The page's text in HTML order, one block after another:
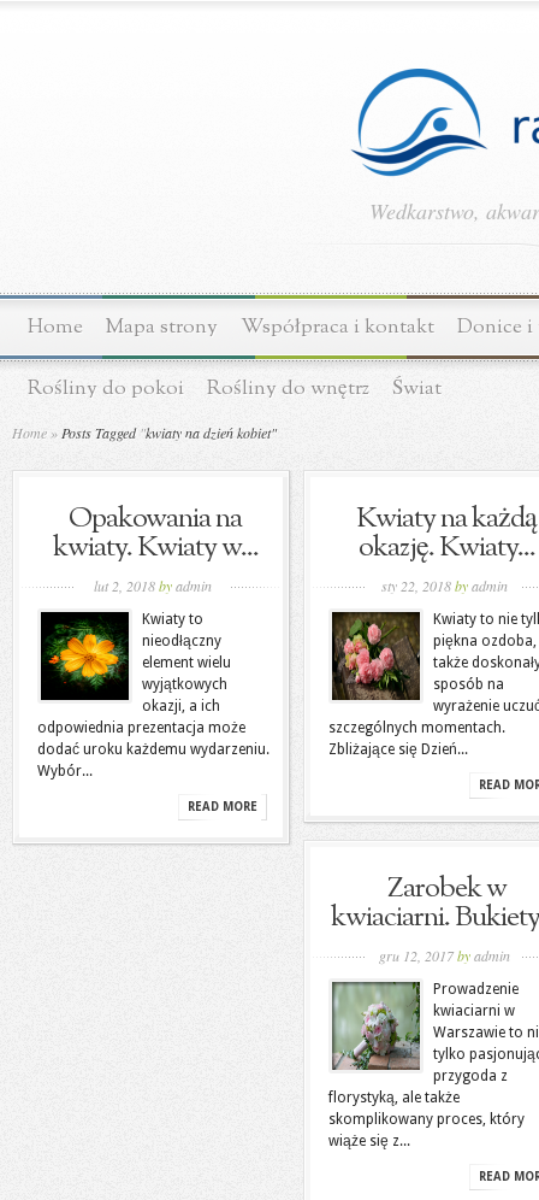
Wedkarstwo,
Home Mapa strony Współpraca i kontakt Donice i
Rośliny do pokoi Rośliny do wnętrz Świat
Home » Posts Tagged"kwiaty na dzień kobiet"
Opakowania na
kwiaty. Kwiaty w...
lut 2, 2018byadmin
Kwiaty to
nieodłączny
element wielu
wyjątkowych
okazji, a ich
odpowiednia prezentacja może
dodać uroku każdemu wydarzeniu.
Wybór...
READ MORE
Kwiaty na każdą
okazję. Kwiaty...
sty 22, 2018by admin
Kwiaty to nie
piękna ozdoba,
także
sposób na
wyrażenie
szczególnych momentach.
Zbliżające się Dzień...
READ
Zarobek w
kwiaciarni.
gru 12, 2017by admin
Prowadzenie
kwiaciarni w
Warszawie to
tylko
przygoda z
florystyką, ale także
skomplikowany proces, który
wiąże się z...
READ